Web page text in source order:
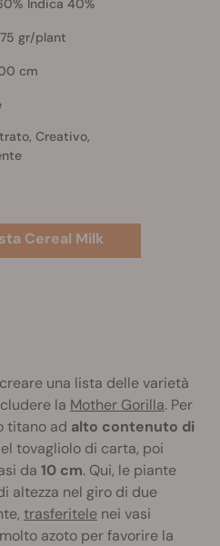
Indica 40%
gr/plant
cm
Creativo,
Cereal Milk
una lista delle varietà
la Mother Gorilla. Per
titano ad alto contenuto di
tovagliolo di carta, poi
da 10 cm. Qui, le piante
altezza nel giro di due
trasferitele nei vasi
azoto per favorire la